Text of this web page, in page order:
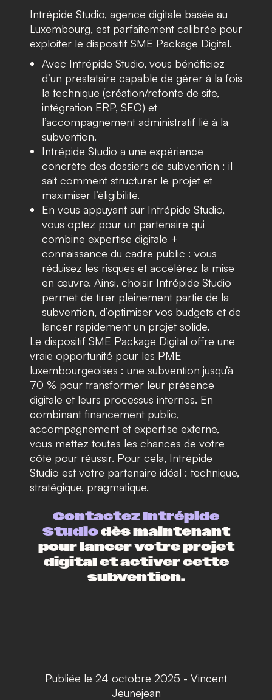
Intrépide Studio, agence digitale basée au
Luxembourg, est parfaitement calibrée pour
exploiter le dispositif SME Package Digital.
Avec Intrépide Studio, vous bénéficiez
d’un prestataire capable de gérer à la fois
la technique (création/refonte de site,
intégration ERP, SEO) et
l’accompagnement administratif lié à la
subvention.
Intrépide Studio a une expérience
concrète des dossiers de subvention : il
sait comment structurer le projet et
maximiser l’éligibilité.
En vous appuyant sur Intrépide Studio,
vous optez pour un partenaire qui
combine expertise digitale +
connaissance du cadre public : vous
réduisez les risques et accélérez la mise
en œuvre. Ainsi, choisir Intrépide Studio
permet de tirer pleinement partie de la
subvention, d’optimiser vos budgets et de
lancer rapidement un projet solide.
Le dispositif SME Package Digital offre une
vraie opportunité pour les PME
luxembourgeoises : une subvention jusqu’à
70 % pour transformer leur présence
digitale et leurs processus internes. En
combinant financement public,
accompagnement et expertise externe,
vous mettez toutes les chances de votre
côté pour réussir. Pour cela, Intrépide
Studio est votre partenaire idéal : technique,
stratégique, pragmatique.
Contactez Intrépide
Studiodès maintenant
pour lancer votre projet
digital et activer cette
subvention.
Publiée le 24 octobre 2025 - Vincent
Jeunejean